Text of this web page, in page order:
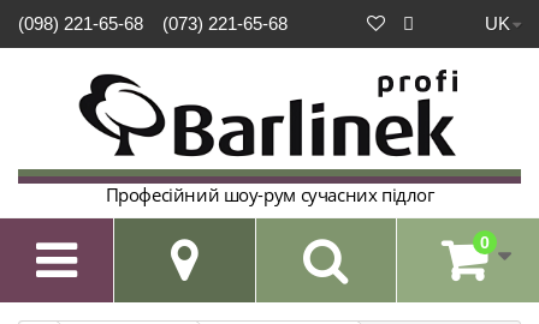
UK
(098) 221-65-68 (073) 221-65-68
Професійний шоу-рум сучасних підлог
 0